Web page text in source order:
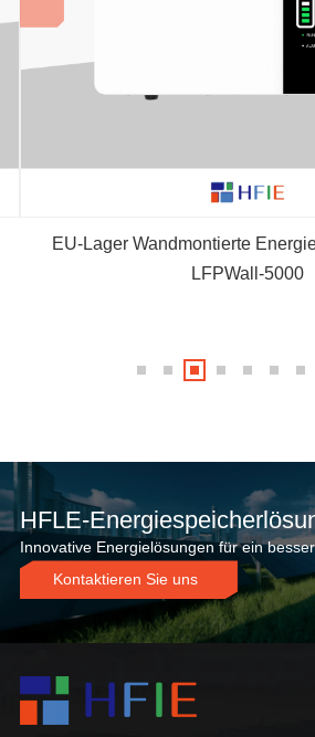
EU-Lager Wandmontierte
LFPWall-5000
HFLE-
Innovative Energielösungen für ein
Kontaktieren Sie uns